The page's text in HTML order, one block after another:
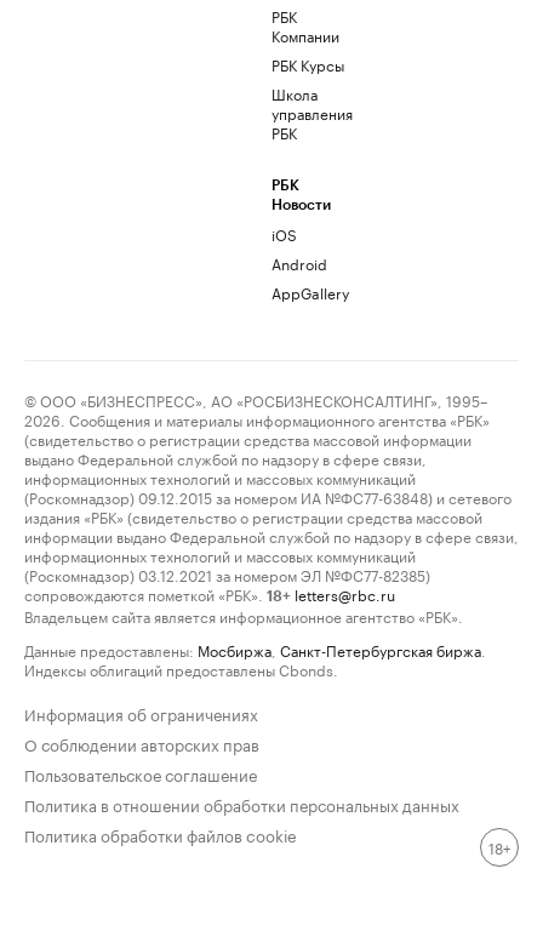
РБК
Компании
РБК Курсы
Школа
управления
РБК
РБК
Новости
iOS
Android
AppGallery
© ООО «БИЗНЕСПРЕСС», АО «РОСБИЗНЕСКОНСАЛТИНГ», 1995–
2026. Сообщения и материалы информационного агентства «РБК»
(свидетельство о регистрации средства массовой информации
выдано Федеральной службой по надзору в сфере связи,
информационных технологий и массовых коммуникаций
(Роскомнадзор) 09.12.2015 за номером ИА №ФС77-63848) и сетевого
издания «РБК» (свидетельство о регистрации средства массовой
информации выдано Федеральной службой по надзору в сфере связи,
информационных технологий и массовых коммуникаций
(Роскомнадзор) 03.12.2021 за номером ЭЛ №ФС77-82385)
сопровождаются пометкой «РБК».
18+ letters@rbc.ru
Владельцем сайта является информационное агентство «РБК».
Данные предоставлены: Мосбиржа Санкт-Петербургская биржа
Индексы облигаций предоставлены Cbonds.
Информация об ограничениях
О соблюдении авторских прав
Пользовательское соглашение
Политика в отношении обработки персональных данных
Политика обработки файлов cookie
18+